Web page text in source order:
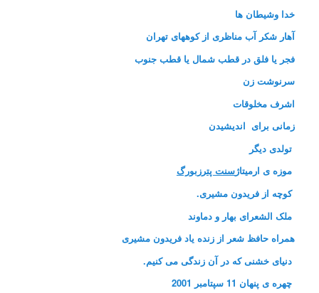
خدا وشیطان ها
آهار شکر آب مناظری از کوههای تهران
فجر یا فلق در قطب شمال یا قطب جنوب
سرنوشت زن
اشرف مخلوقات
زمانی برای اندیشیدن
تولدی دیگر
موزه ی ارمیتاژسنت پترزبورگ
کوچه از فریدون مشیری.
ملک الشعرای بهار و دماوند
همراه حافظ شعر از زنده یاد فریدون مشیری
دنیای خشنی که در آن زندگی می کنیم.
چهره ی پنهان 11 سپتامبر 2001